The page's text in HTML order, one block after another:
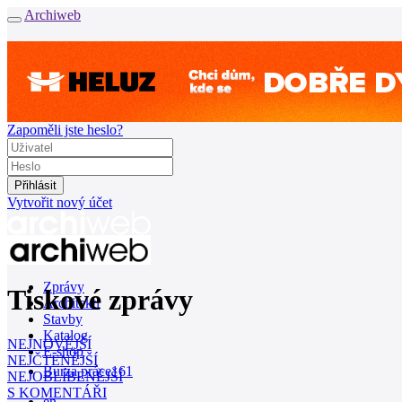
Archiweb
Zapoměli jste heslo?
Vytvořit nový účet
Zprávy
Architekti
Stavby
Katalog
E-shop
Burza práce161
Tiskové zprávy
NEJNOVĚJŠÍ
NEJČTENĚJŠÍ
NEJOBLÍBENĚJŠÍ
S KOMENTÁŘI